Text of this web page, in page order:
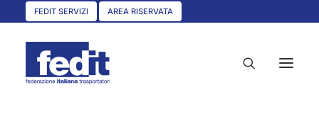
FEDIT SERVIZI AREA RISERVATA